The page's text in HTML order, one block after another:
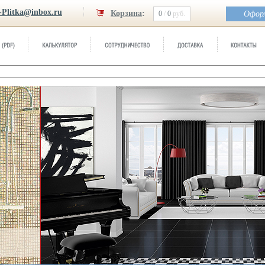
Корзина: 0 / 0 руб.